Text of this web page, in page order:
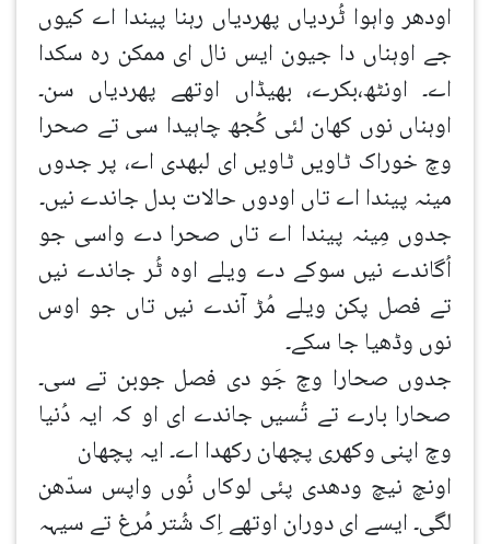
اودھر واہوا ٹُردیاں پھردیاں رہنا پیندا اے کیوں
جے اوہناں دا جیون ایس نال ای ممکن رہ سکدا
اے۔ اونٹھ،بکرے، بھیڈاں اوتھے پھردیاں سن۔
اوہناں نوں کھان لئی کُجھ چاہیدا سی تے صحرا
وچ خوراک ٹاویں ٹاویں ای لبھدی اے، پر جدوں
مینہ پیندا اے تاں اودوں حالات بدل جاندے نیں۔
جدوں مِینہ پیندا اے تاں صحرا دے واسی جو
اُگاندے نیں سوکے دے ویلے اوہ ٹُر جاندے نیں
تے فصل پکن ویلے مُڑ آندے نیں تاں جو اوس
نوں وڈھیا جا سکے۔
جدوں صحارا وچ جَو دی فصل جوبن تے سی۔
صحارا بارے تے تُسیں جاندے ای او کہ ایہ دُنیا
وچ اپنی وکھری پچھان رکھدا اے۔ ایہ پچھان
اونچ نیچ ودھدی پئی لوکاں نُوں واپس سدّھن
لگی۔ ایسے ای دوران اوتھے اِک شُتر مُرغ تے سیہہ